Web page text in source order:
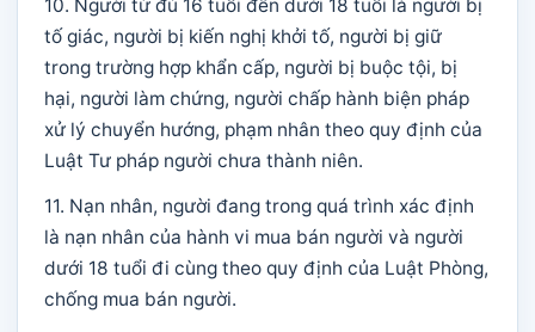
10. Người từ đủ 16 tuổi đến dưới 18 tuổi là người bị
tố giác, người bị kiến nghị khởi tố, người bị giữ
trong trường hợp khẩn cấp, người bị buộc tội, bị
hại, người làm chứng, người chấp hành biện pháp
xử lý chuyển hướng, phạm nhân theo quy định của
Luật Tư pháp người chưa thành niên.
11. Nạn nhân, người đang trong quá trình xác định
là nạn nhân của hành vi mua bán người và người
dưới 18 tuổi đi cùng theo quy định của Luật Phòng,
chống mua bán người.